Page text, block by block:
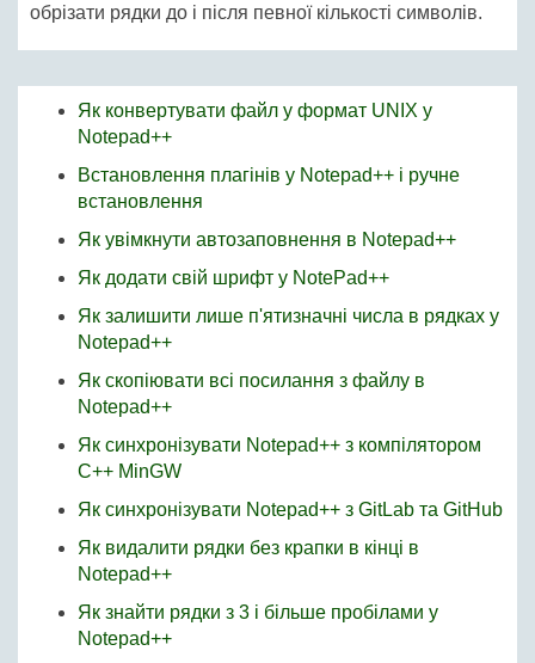
обрізати рядки до і після певної кількості символів.
Як конвертувати файл у формат UNIX у
Notepad++
Встановлення плагінів у Notepad++ і ручне
встановлення
Як увімкнути автозаповнення в Notepad++
Як додати свій шрифт у NotePad++
Як залишити лише п'ятизначні числа в рядках у
Notepad++
Як скопіювати всі посилання з файлу в
Notepad++
Як синхронізувати Notepad++ з компілятором
C++ MinGW
Як синхронізувати Notepad++ з GitLab та GitHub
Як видалити рядки без крапки в кінці в
Notepad++
Як знайти рядки з 3 і більше пробілами у
Notepad++